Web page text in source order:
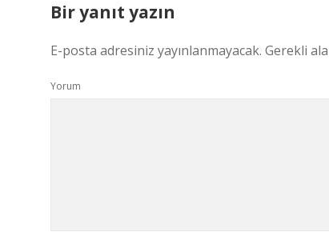
Bir yanıt yazın
E-posta adresiniz yayınlanmayacak. Gerekli
Yorum